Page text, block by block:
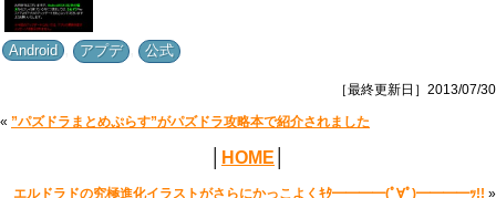
Android アプデ 公式
［最終更新日］2013/07/30
« ”パズドラまとめぷらす”がパズドラ攻略本で紹介されました
HOME
エルドラドの究極進化イラストがさらにかっこよくｷﾀ━━━━(ﾟ∀ﾟ)━━━━ｯ!! »